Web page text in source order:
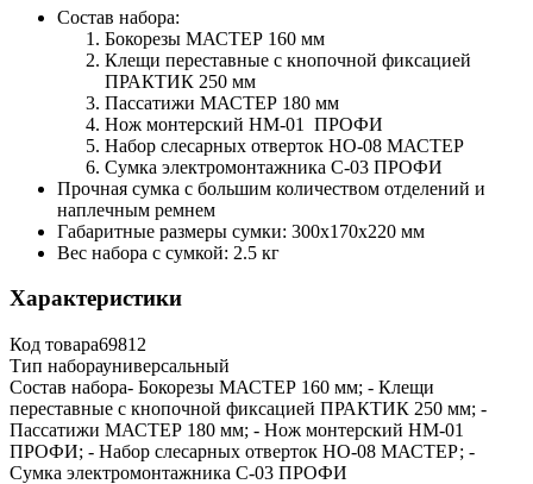
Состав набора:
Бокорезы МАСТЕР 160 мм
Клещи переставные с кнопочной фиксацией
ПРАКТИК 250 мм
Пассатижи МАСТЕР 180 мм
Нож монтерский НМ-01 ПРОФИ
Набор слесарных отверток НО-08 МАСТЕР
Сумка электромонтажника С-03 ПРОФИ
Прочная сумка с большим количеством отделений и
наплечным ремнем
Габаритные размеры сумки: 300х170х220 мм
Вес набора с сумкой: 2.5 кг
Характеристики
Код товара69812
Тип наборауниверсальный
Состав набора- Бокорезы МАСТЕР 160 мм; - Клещи
переставные с кнопочной фиксацией ПРАКТИК 250 мм; -
Пассатижи МАСТЕР 180 мм; - Нож монтерский НМ-01
ПРОФИ; - Набор слесарных отверток НО-08 МАСТЕР; -
Сумка электромонтажника С-03 ПРОФИ